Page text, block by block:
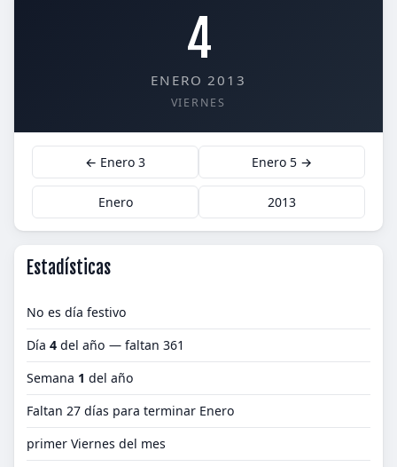
4
ENERO 2013
VIERNES
← Enero 3 Enero 5 →
Enero 2013
Estadísticas
No es día festivo
Día 4 del año — faltan 361
Semana 1 del año
Faltan 27 días para terminar Enero
primer Viernes del mes